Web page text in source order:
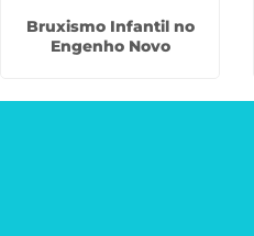
Bruxismo Infantil no
Engenho Novo